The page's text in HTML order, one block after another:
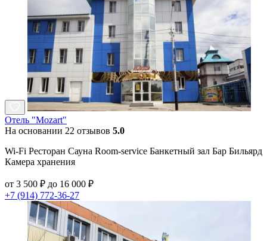
Отель "Mozart"
На основании 22 отзывов 5.0
Wi-Fi Ресторан Сауна Room-service Банкетный зал Бар Бильярд
Камера хранения
от 3 500 ₽ до 16 000 ₽
+7 (914) 772-36-27